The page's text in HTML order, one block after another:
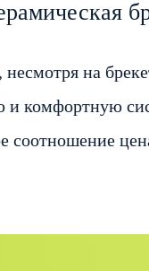
несмотря на
и комфортную
соотношение